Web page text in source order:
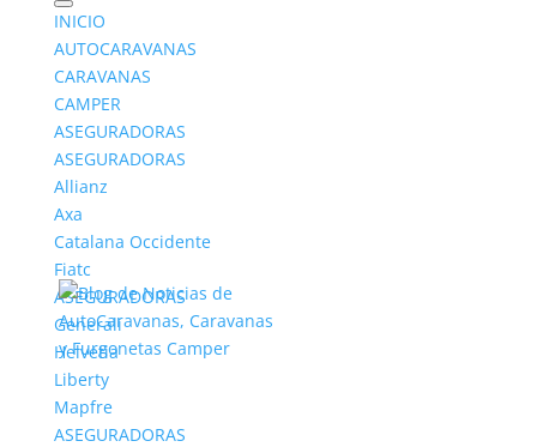
INICIO
AUTOCARAVANAS
CARAVANAS
CAMPER
ASEGURADORAS
ASEGURADORAS
Allianz
Axa
Catalana Occidente
Fiatc
ASEGURADORAS
Generali
Helvetia
Liberty
Mapfre
ASEGURADORAS
Top mejores
autocaravanas para
carnet B en 2026
porYuri|Jun 15, 2026